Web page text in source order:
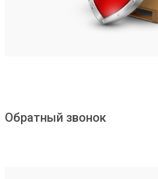
Обратный звонок